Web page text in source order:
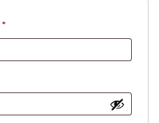
*Required